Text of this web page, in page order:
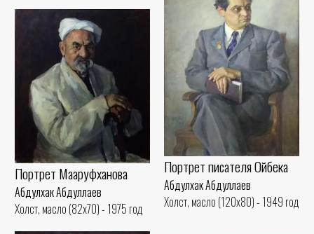
Портрет писателя Ойбека
Абдулхак Абдуллаев
Холст, масло (120x80) - 1949 год
Портрет Мааруфханова
Абдулхак Абдуллаев
Холст, масло (82x70) - 1975 год